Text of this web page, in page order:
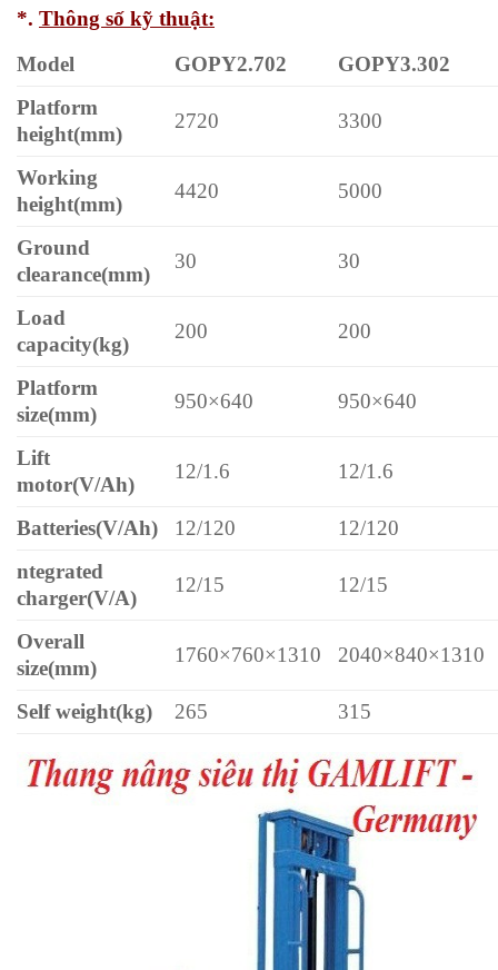
*. Thông số kỹ thuật:
Model
GOPY2.702
GOPY3.302
Platform
height(mm)
2720 3300
Working
height(mm)
4420 5000
Ground
clearance(mm)
30 30
Load
capacity(kg)
200 200
Platform
size(mm)
950×640 950×640
Lift
motor(V/Ah)
12/1.6 12/1.6
Batteries(V/Ah) 12/120
12/120
ntegrated
charger(V/A)
12/15 12/15
Overall
size(mm)
1760×760×1310 2040×840×1310
Self weight(kg) 265 315